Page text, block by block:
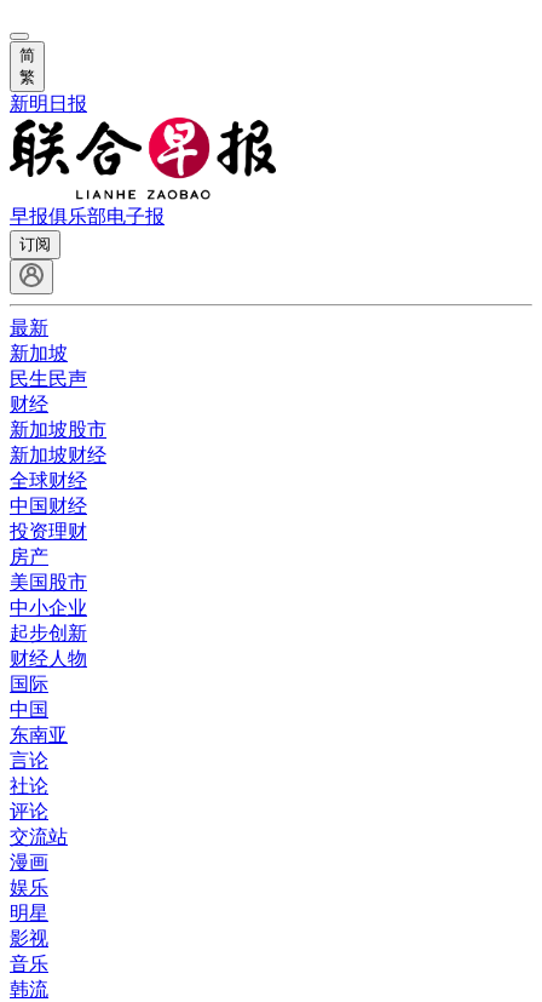
简
繁
新明日报
早报俱乐部电子报
订阅
最新
新加坡
民生民声
财经
新加坡股市
新加坡财经
全球财经
中国财经
投资理财
房产
美国股市
中小企业
起步创新
财经人物
国际
中国
东南亚
言论
社论
评论
交流站
漫画
娱乐
明星
影视
音乐
韩流